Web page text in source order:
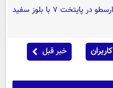
تیپ جذاب «شری» نامزد ارسطو در پایتخت 7 با بلوز سفید
خبر قبل